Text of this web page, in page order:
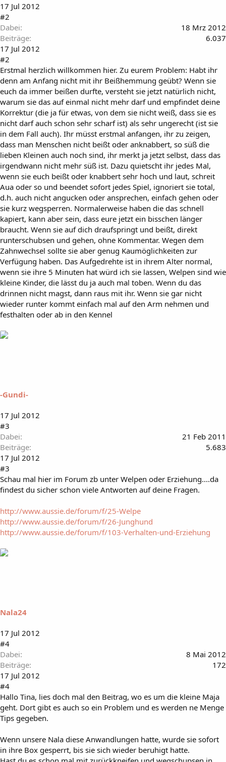
17 Jul 2012
#2
Dabei
18 Mrz 2012
Beiträge
6.037
17 Jul 2012
#2
Erstmal herzlich willkommen hier. Zu eurem Problem: Habt ihr
denn am Anfang nicht mit ihr Beißhemmung geübt? Wenn sie
euch da immer beißen durfte, versteht sie jetzt natürlich nicht,
warum sie das auf einmal nicht mehr darf und empfindet deine
Korrektur (die ja für etwas, von dem sie nicht weiß, dass sie es
nicht darf auch schon sehr scharf ist) als sehr ungerecht (ist sie
in dem Fall auch). Ihr müsst erstmal anfangen, ihr zu zeigen,
dass man Menschen nicht beißt oder anknabbert, so süß die
lieben Kleinen auch noch sind, ihr merkt ja jetzt selbst, dass das
irgendwann nicht mehr süß ist. Dazu quietscht ihr jedes Mal,
wenn sie euch beißt oder knabbert sehr hoch und laut, schreit
Aua oder so und beendet sofort jedes Spiel, ignoriert sie total,
d.h. auch nicht angucken oder ansprechen, einfach gehen oder
sie kurz wegsperren. Normalerweise haben die das schnell
kapiert, kann aber sein, dass eure jetzt ein bisschen länger
braucht. Wenn sie auf dich draufspringt und beißt, direkt
runterschubsen und gehen, ohne Kommentar. Wegen dem
Zahnwechsel sollte sie aber genug Kaumöglichkeiten zur
Verfügung haben. Das Aufgedrehte ist in ihrem Alter normal,
wenn sie ihre 5 Minuten hat würd ich sie lassen, Welpen sind wie
kleine Kinder, die lässt du ja auch mal toben. Wenn du das
drinnen nicht magst, dann raus mit ihr. Wenn sie gar nicht
wieder runter kommt einfach mal auf den Arm nehmen und
festhalten oder ab in den Kennel
-Gundi-
17 Jul 2012
#3
Dabei
21 Feb 2011
Beiträge
5.683
17 Jul 2012
#3
Schau mal hier im Forum zb unter Welpen oder Erziehung....da
findest du sicher schon viele Antworten auf deine Fragen.
http://www.aussie.de/forum/f/25-Welpe
http://www.aussie.de/forum/f/26-Junghund
http://www.aussie.de/forum/f/103-Verhalten-und-Erziehung
Nala24
17 Jul 2012
#4
Dabei
8 Mai 2012
Beiträge
172
17 Jul 2012
#4
Hallo Tina, lies doch mal den Beitrag, wo es um die kleine Maja
geht. Dort gibt es auch so ein Problem und es werden ne Menge
Tips gegeben.
Wenn unsere Nala diese Anwandlungen hatte, wurde sie sofort
in ihre Box gesperrt, bis sie sich wieder beruhigt hatte.